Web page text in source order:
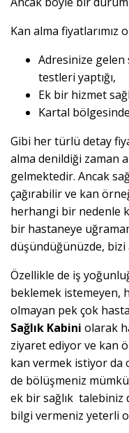
Kan alma fiyatlarımız
Adresinize gelen
testleri yaptığı,
Ek bir hizmet
Kartal
Gibi her türlü detay
alma denildiği zaman
gelmektedir. Ancak
çağırabilir ve kan
herhangi bir nedenle
bir hastaneye
düşündüğünüzde,
Özellikle de iş
beklemek istemeyen,
olmayan pek çok
Sağlık Kabini olarak
ziyaret ediyor ve kan
kan vermek istiyor da
de bölüşmeniz
ek bir sağlık talebiniz
bilgi vermeniz yeterli